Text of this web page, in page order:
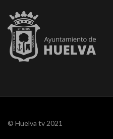
© Huelva tv 2021